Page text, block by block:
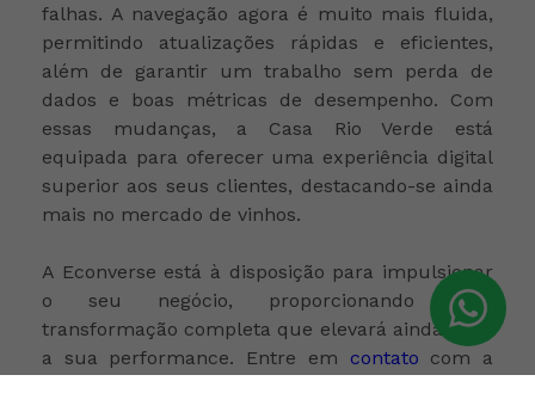
falhas. A navegação agora é muito mais fluida,
permitindo atualizações rápidas e eficientes,
além de garantir um trabalho sem perda de
dados e boas métricas de desempenho. Com
essas mudanças, a Casa Rio Verde está
equipada para oferecer uma experiência digital
superior aos seus clientes, destacando-se ainda
mais no mercado de vinhos.
A Econverse está à disposição para impulsionar
o seu negócio, proporcionando uma
transformação completa que elevará ainda mais
a sua performance. Entre em contato com a